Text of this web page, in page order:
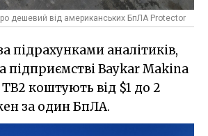
дешевий від американських БпЛА Protector
підрахунками аналітиків,
підприємстві Baykar Makina
коштують від $1 до 2
за один БпЛА.